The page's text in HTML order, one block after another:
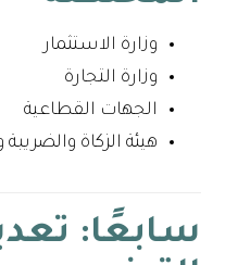
وزارة الاستثمار
وزارة التجارة
الجهات القطاعية
هيئة الزكاة
سابعًا: